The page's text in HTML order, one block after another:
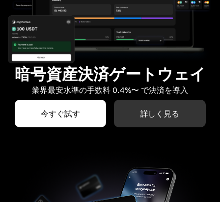
暗号資産決済ゲートウェイ
業界最安水準の手数料 0.4%〜 で決済を導入
今すぐ試す 詳しく見る